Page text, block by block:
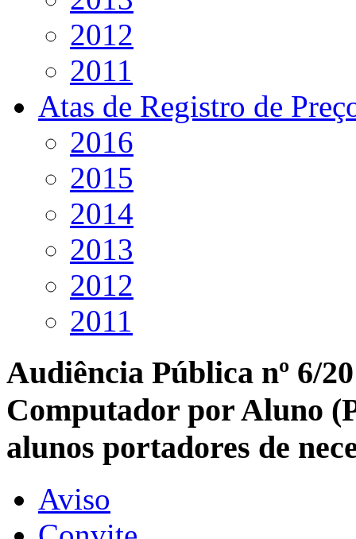
2012
2011
Atas de Registro de
2016
2015
2014
2013
2012
2011
Audiência Pública nº 6/
Computador por Aluno
alunos portadores de
Aviso